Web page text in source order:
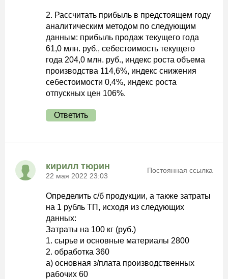
2. Рассчитать прибыль в предстоящем году
аналитическим методом по следующим
данным: прибыль продаж текущего года
61,0 млн. руб., себестоимость текущего
года 204,0 млн. руб., индекс роста объема
производства 114,6%, индекс снижения
себестоимости 0,4%, индекс роста
отпускных цен 106%.
Ответить
кирилл тюрин
22 мая 2022 23:03
Постоянная ссылка
Определить с/б продукции, а также затраты
на 1 рубль ТП, исходя из следующих
данных:
Затраты на 100 кг (руб.)
1. сырье и основные материалы 2800
2. обработка 360
а) основная з/плата производственных
рабочих 60